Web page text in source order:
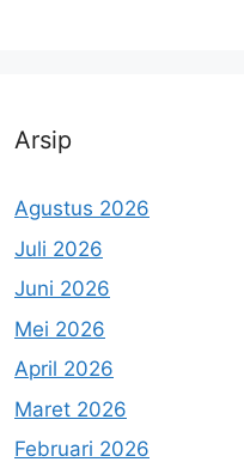
Arsip
Agustus 2026
Juli 2026
Juni 2026
Mei 2026
April 2026
Maret 2026
Februari 2026